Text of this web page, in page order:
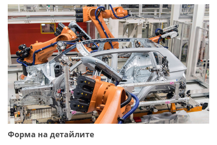
Форма на детайлите